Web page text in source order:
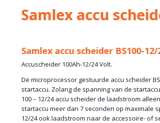
Samlex accu
Samlex accu scheider BS100-12/
Accuscheider 100Ah-12/24 Volt.
De microprocessor gestuurde accu scheider
startaccu. Zolang de spanning van de
100 – 12/24 accu scheider de laadstroom
startaccu meer dan 7 seconden op maximale
12/24 ook laadstroom naar de accessoire- of